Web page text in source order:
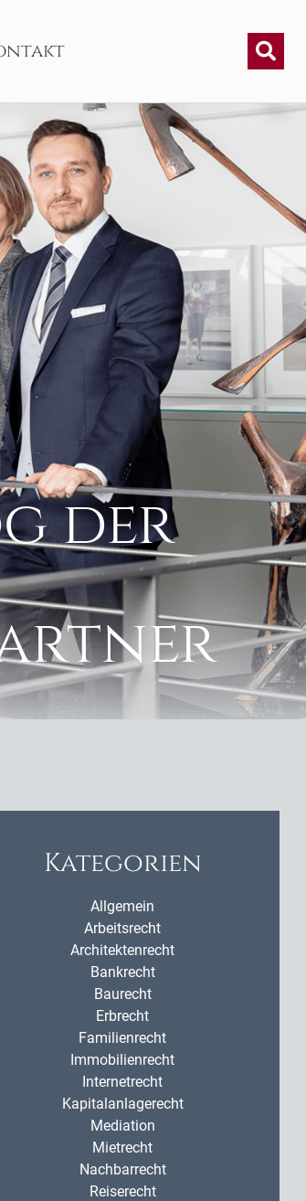
der
Kategorien
Allgemein
Arbeitsrecht
Architektenrecht
Bankrecht
Baurecht
Erbrecht
Familienrecht
Immobilienrecht
Internetrecht
Kapitalanlagerecht
Mediation
Mietrecht
Nachbarrecht
Reiserecht